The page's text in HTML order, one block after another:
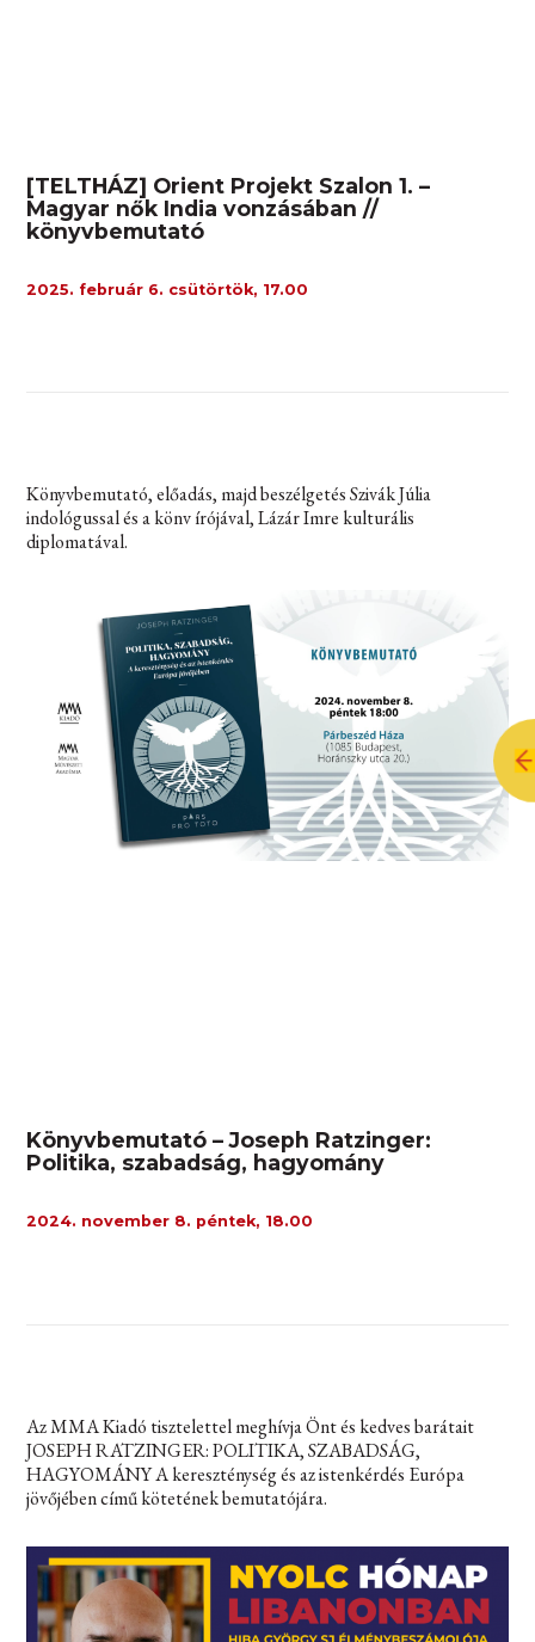
[TELTHÁZ] Orient Projekt Szalon 1. –
Magyar nők India vonzásában //
könyvbemutató
2025. február 6. csütörtök, 17.00
Könyvbemutató, előadás, majd beszélgetés Szivák Júlia
indológussal és a könv írójával, Lázár Imre kulturális
diplomatával.
Könyvbemutató – Joseph Ratzinger:
Politika, szabadság, hagyomány
2024. november 8. péntek, 18.00
Az MMA Kiadó tisztelettel meghívja Önt és kedves barátait
JOSEPH RATZINGER: POLITIKA, SZABADSÁG,
HAGYOMÁNY A kereszténység és az istenkérdés Európa
jövőjében című kötetének bemutatójára.